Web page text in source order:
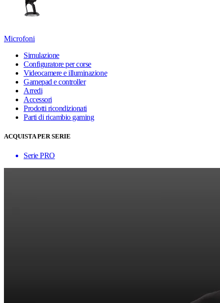
Microfoni
Simulazione
Configuratore per corse
Videocamere e illuminazione
Gamepad e controller
Arredi
Accessori
Prodotti ricondizionati
Parti di ricambio gaming
ACQUISTA PER SERIE
Serie PRO